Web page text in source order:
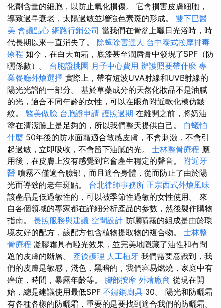
化劑含量的細胞，以防止氧化損傷。 它會損害皮膚細胞，
導致過早衰老，太陽過敏並增強色素斑的形成。 雙下巴醫
美 會議點心 網路行銷公司 當我們在骨盆上曬日光浴時，時
代長期以來一直消失了。 除蟑除害達人 台中泰式按摩排毒
療程 如今，在白天面霜，底漆甚至潤唇膏中發現了SPF（防
曬係數）。 台胞證桃園 月子中心費用 辦護照要帶什麼 專
業餐廳外燴選擇 實際上，帶有短波UVA射線和UVB射線的
陽光光譜的一部分。 基於草藥成分的天然化妝品不是油膩
的光，適合不同年齡的女性，可以在眼角附近軟化模仿皺
紋。 醫美做臉 台胞證申請 護照過期 在離開之前，將奶油
塗在清潔臉上是足夠的，所以我們整天提供自己。 白蟻怕
什麼 50年後的防水面霜適合敏感皮膚，不會刺激，不會引
起過敏，立即吸收，不會留下油膩的光。 士林整骨療程 應
用後，在皮膚上沒有感覺到它會產生穩定的聲音。 附近牙
醫 噴霧不僅適合臉部，而且適合身體，從而防止了由於陽
光而導致的老年斑點。 台北律師事務所 正宗西式外燴風味
該產品是低過敏性的，可以被季節性過敏的女性使用。 來
自各個領域的專家都在詳細分析產品的參數，然後製作購物
指南。 長照服務與建議 空間設計 防曬噴霧的組成是由於環
境友好的配方，該配方包含植物提取物的複合物。 士林整
骨療程 凝膠霜具有啞光效果，並完美地隱藏了油性和有問
題的皮膚的斷層。 產後護理 人工植牙 我們需要意識到，我
們的皮膚是敏感，淺色，黑暗的，我們容易燃燒，家庭中有
癌症，時間，暴露年齡等。 腳部按摩 外燴廠商 從現在開
始，總是建議使用最低SPF 不鏽鋼廚具 30。 陽光和防曬霜
有各種各樣的防曬霜，重要的是要找到適合我們的防曬霜。